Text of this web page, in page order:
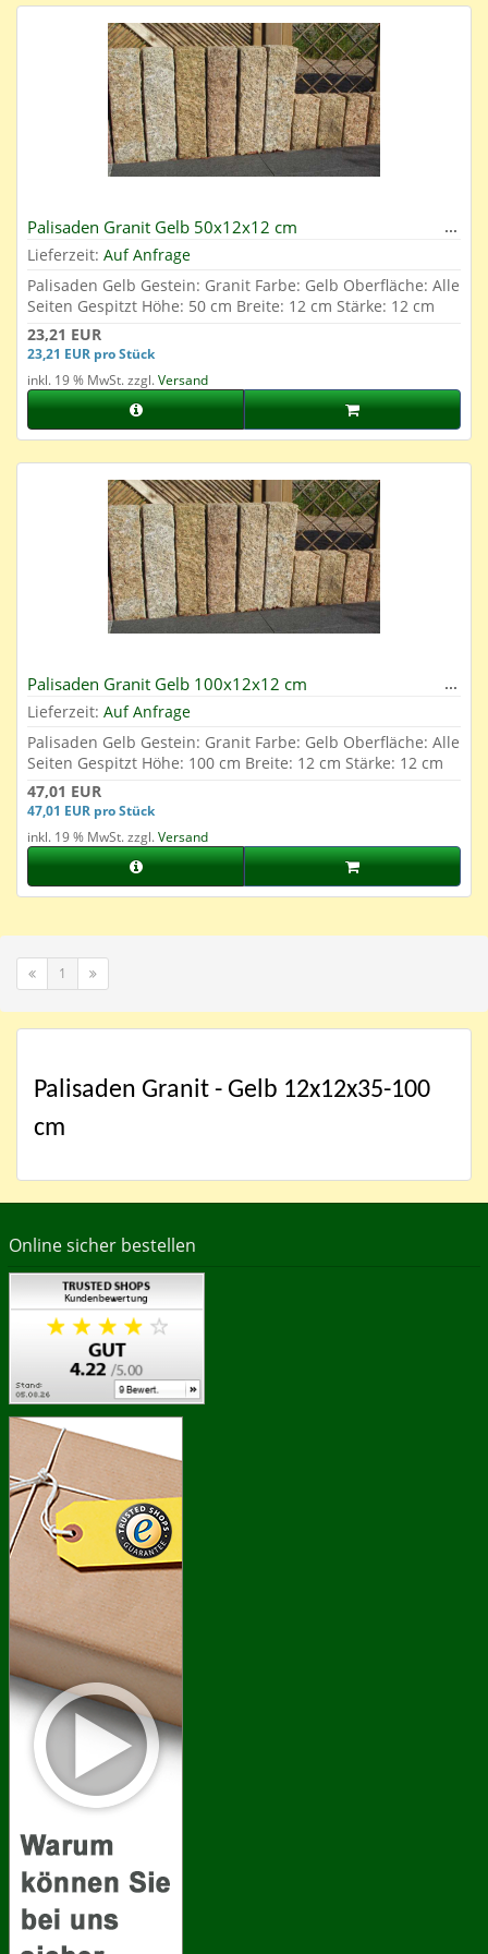
Palisaden Granit Gelb 50x12x12 cm
Lieferzeit: Auf Anfrage
Palisaden Gelb Gestein: Granit Farbe: Gelb Oberfläche: Alle
Seiten Gespitzt Höhe: 50 cm Breite: 12 cm Stärke: 12 cm
23,21 EUR
23,21 EUR pro Stück
inkl. 19 % MwSt. zzgl.Versand
Palisaden Granit Gelb 100x12x12 cm
Lieferzeit: Auf Anfrage
Palisaden Gelb Gestein: Granit Farbe: Gelb Oberfläche: Alle
Seiten Gespitzt Höhe: 100 cm Breite: 12 cm Stärke: 12 cm
47,01 EUR
47,01 EUR pro Stück
inkl. 19 % MwSt. zzgl.Versand
1
Palisaden Granit - Gelb 12x12x35-100
cm
Online sicher bestellen